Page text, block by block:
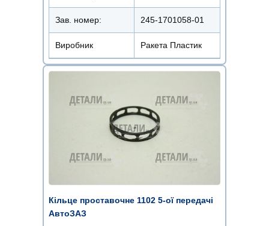
Зав. номер: 245-1701058-01
Виробник Ракета Пластик
Кільце проставочне 1102 5-ої передачі
АвтоЗАЗ